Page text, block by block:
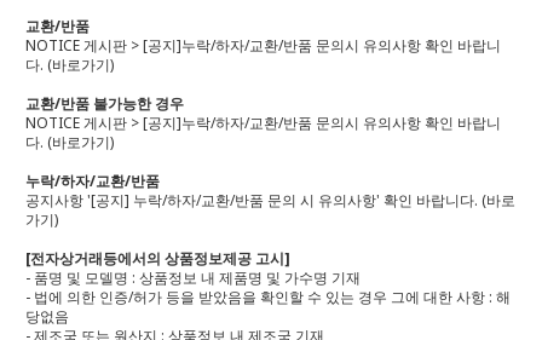
교환/반품
NOTICE 게시판 > [공지]누락/하자/교환/반품 문의시 유의사항 확인 바랍니
다. (바로가기)
교환/반품 불가능한 경우
NOTICE 게시판 > [공지]누락/하자/교환/반품 문의시 유의사항 확인 바랍니
다. (바로가기)
누락/하자/교환/반품
공지사항 '[공지] 누락/하자/교환/반품 문의 시 유의사항' 확인 바랍니다. (바로
가기)
[전자상거래등에서의 상품정보제공 고시]
- 품명 및 모델명 : 상품정보 내 제품명 및 가수명 기재
- 법에 의한 인증/허가 등을 받았음을 확인할 수 있는 경우 그에 대한 사항 : 해
당없음